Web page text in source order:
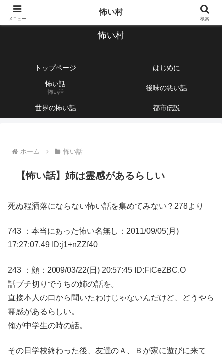
【1760話以上】怖い話と不思議な話を集めて紹介するサイト
怖い村
トップページ
はじめに
怖い話
怖い話 後味の悪い話
世界の怖い話 都市伝説
ホーム 怖い話
【怖い話】姉は霊感があるらしい
死ぬ程洒落にならない怖い話を集めてみない？278より
743 ：本当にあった怖い名無し：2011/09/05(月)
17:27:07.49 ID:j1+nZZf40
243 ：顔：2009/03/22(日) 20:57:45 ID:FiCeZBC.O
話ブチ切りでうちの姉の話を。
直接本人の口から聞いたわけじゃないんだけど、どうやら
霊感があるらしい。
俺が中学生の時の話。
その日学校終わった後、友達のＡ、Ｂが家に遊びに来て
メニュー
怖い村
検索